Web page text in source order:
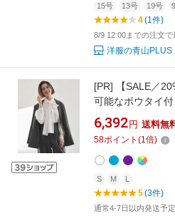
15号 13号 19号
4(1件)
8/9 12:00までの注文で
洋服の青山PLUS
[PR]
【SALE／
可能なボウタイ
イブラウス アン
ラウス パープル
6,392 円 送料無
58ポイント (1倍)
S M L
5(3件)
通常4-7日以内発送予定